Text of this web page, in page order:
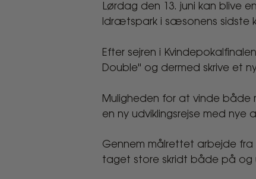
Sæt
i
kalenderen:
Historisk
dag
Lørdag den 13. juni kan blive
Idrætspark i sæsonens sidste
Efter sejren i
Double" og dermed skrive et
Muligheden for at vinde både
en ny udviklingsrejse med nye
Gennem målrettet arbejde fra
taget store skridt både på og